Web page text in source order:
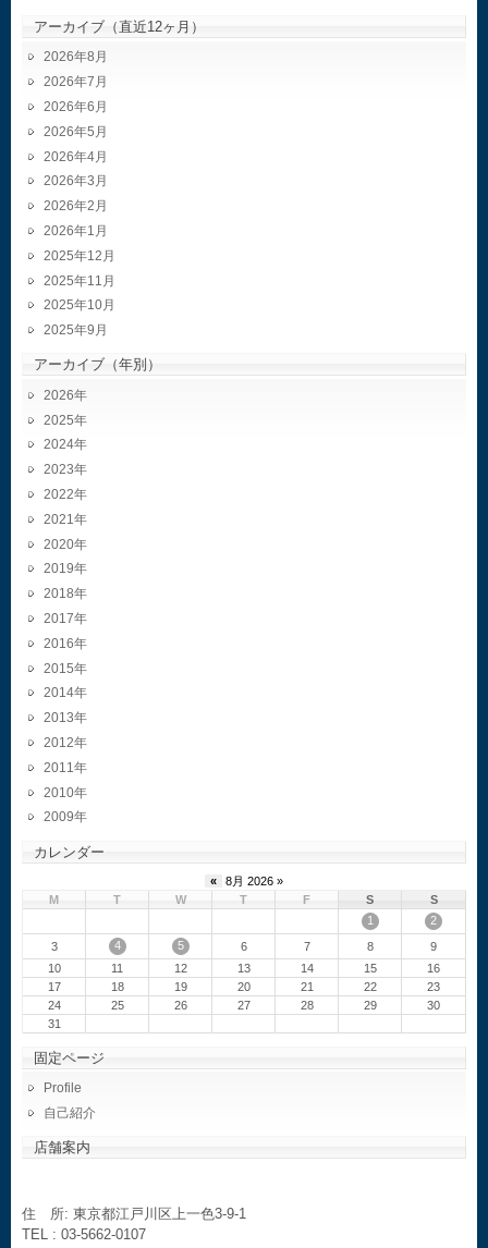
アーカイブ（直近12ヶ月）
2026年8月
2026年7月
2026年6月
2026年5月
2026年4月
2026年3月
2026年2月
2026年1月
2025年12月
2025年11月
2025年10月
2025年9月
アーカイブ（年別）
2026
2025
2024
2023
2022
2021
2020
2019
2018
2017
2016
2015
2014
2013
2012
2011
2010
2009
カレンダー
«
8月 2026 »
M
T W T F S
S
1
2
3
4 5 6 7 8
9
10
11 12 13 14 15
16
17
18 19 20 21 22
23
24
25 26 27 28 29
30
31
固定ページ
Profile
自己紹介
店舗案内
住 所: 東京都江戸川区上一色3-9-1
TEL : 03-5662-0107